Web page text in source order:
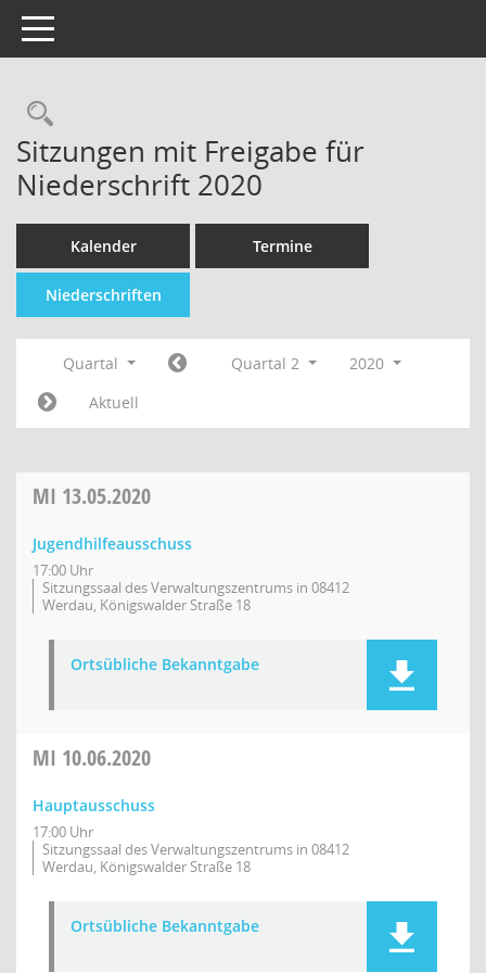
Toggle navigation
Sitzungen mit Freigabe für
Niederschrift 2020
Kalender Termine
Niederschriften
Quartal Quartal 2
2020
Aktuell
MI 13.05.2020
Jugendhilfeausschuss
17:00 Uhr
Sitzungssaal des Verwaltungszentrums in 08412
Werdau, Königswalder Straße 18
Ortsübliche Bekanntgabe
MI 10.06.2020
Hauptausschuss
17:00 Uhr
Sitzungssaal des Verwaltungszentrums in 08412
Werdau, Königswalder Straße 18
Ortsübliche Bekanntgabe